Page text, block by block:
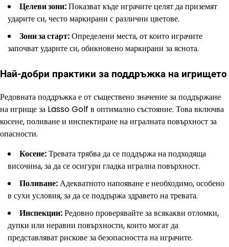
Целеви зони:Показват къде играчите целят да приземят
ударите си, често маркирани с различни цветове.
Зони за старт:Определени места, от които играчите
започват ударите си, обикновено маркирани за яснота.
Най-добри практики за поддръжка на игрището
Редовната поддръжка е от съществено значение за поддържане
на игрище за Lasso Golf в оптимално състояние. Това включва
косене, поливане и инспектиране на игралната повърхност за
опасности.
Косене:Тревата трябва да се поддържа на подходяща
височина, за да се осигури гладка игрална повърхност.
Поливане:Адекватното напояване е необходимо, особено
в сухи условия, за да се поддържа здравето на тревата.
Инспекции:Редовно проверявайте за всякакви отломки,
дупки или неравни повърхности, които могат да
представляват рискове за безопасността на играчите.